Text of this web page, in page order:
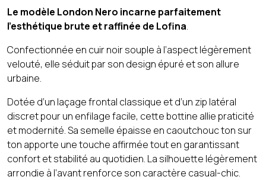
London
Nero
Le modèle London Nero incarne parfaitement
l’esthétique brute et raffinée de Lofina.
Confectionnée en cuir noir souple à l’aspect légèrement
velouté, elle séduit par son design épuré et son allure
urbaine.
Dotée d’un laçage frontal classique et d’un zip latéral
discret pour un enfilage facile, cette bottine allie praticité
et modernité. Sa semelle épaisse en caoutchouc ton sur
ton apporte une touche affirmée tout en garantissant
confort et stabilité au quotidien. La silhouette légèrement
arrondie à l’avant renforce son caractère casual-chic.